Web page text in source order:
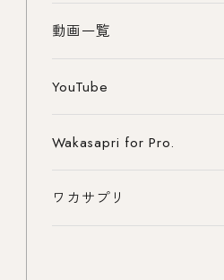
動画一覧
YouTube
Wakasapri for Pro.
ワカサプリ